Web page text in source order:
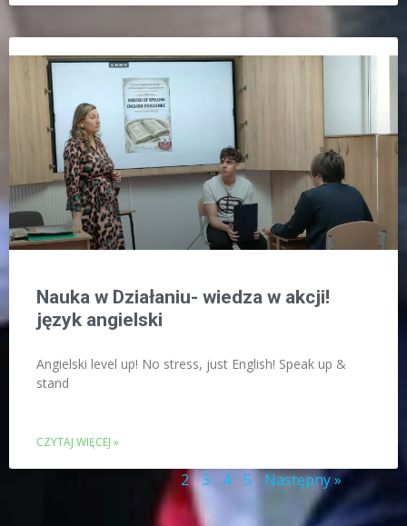
Nauka w Działaniu- wiedza w akcji!
język angielski
Angielski level up! No stress, just English! Speak up &
stand
CZYTAJ WIĘCEJ »
1 2 3 4 5 Następny »